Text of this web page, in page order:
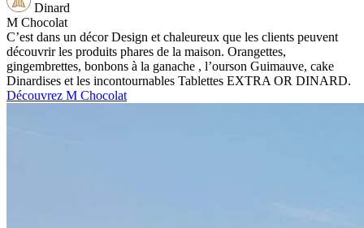
Dinard
M Chocolat
C’est dans un décor Design et chaleureux que les clients peuvent
découvrir les produits phares de la maison. Orangettes,
gingembrettes, bonbons à la ganache , l’ourson Guimauve, cake
Dinardises et les incontournables Tablettes EXTRA OR DINARD.
Découvrez M Chocolat